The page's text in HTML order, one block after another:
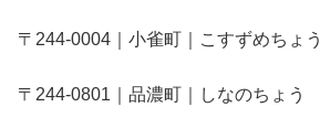
〒244-0004｜小雀町｜こすずめちょう
〒244-0801｜品濃町｜しなのちょう